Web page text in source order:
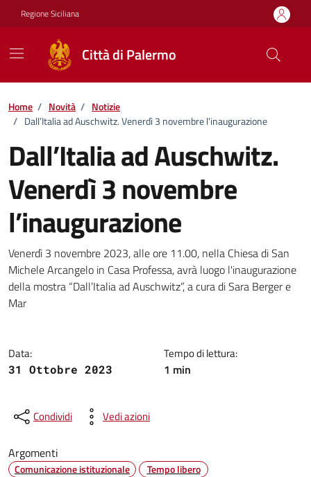
Vai ai contenuti
Vai al footer
Regione Siciliana
Città di Palermo
Home / Novità / Notizie
/ Dall’Italia ad Auschwitz. Venerdì 3 novembre l’inaugurazione
Dall’Italia ad Auschwitz.
Venerdì 3 novembre
l’inaugurazione
Dettagli della notizia
Venerdì 3 novembre 2023, alle ore 11.00, nella Chiesa di San
Michele Arcangelo in Casa Professa, avrà luogo l'inaugurazione
della mostra “Dall’Italia ad Auschwitz”, a cura di Sara Berger e
Mar
Data:
31 Ottobre 2023
Tempo di lettura:
1 min
Condividi Vedi azioni
Argomenti
Comunicazione istituzionale Tempo libero